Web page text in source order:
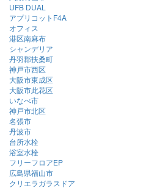
UFB DUAL
アプリコットF4A
オフィス
港区南麻布
シャンデリア
丹羽郡扶桑町
神戸市西区
大阪市東成区
大阪市此花区
いなべ市
神戸市北区
名張市
丹波市
台所水栓
浴室水栓
フリーフロアEP
広島県福山市
クリエラガラスドア